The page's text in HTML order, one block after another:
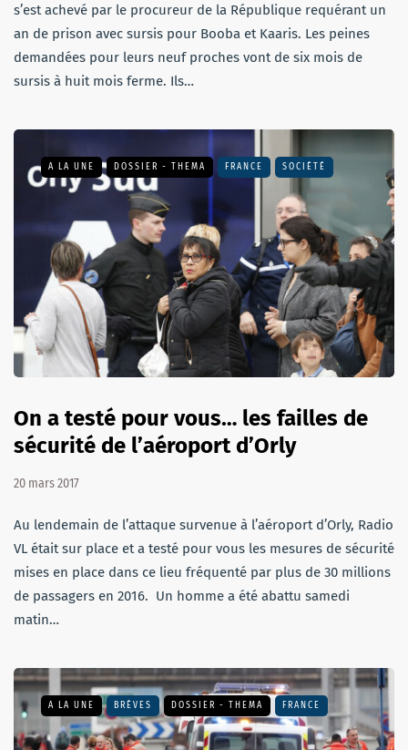
s’est achevé par le procureur de la République requérant un
an de prison avec sursis pour Booba et Kaaris. Les peines
demandées pour leurs neuf proches vont de six mois de
sursis à huit mois ferme. Ils…
A LA UNE DOSSIER - THEMA FRANCE SOCIÉTÉ
On a testé pour vous… les failles de
sécurité de l’aéroport d’Orly
20 mars 2017
Au lendemain de l’attaque survenue à l’aéroport d’Orly, Radio
VL était sur place et a testé pour vous les mesures de sécurité
mises en place dans ce lieu fréquenté par plus de 30 millions
de passagers en 2016. Un homme a été abattu samedi
matin…
A LA UNE BRÈVES DOSSIER - THEMA FRANCE